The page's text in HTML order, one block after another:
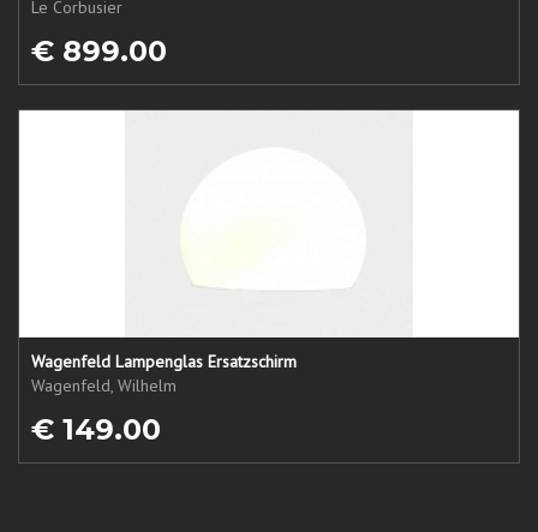
Le Corbusier
€ 899.00
Wagenfeld Lampenglas Ersatzschirm
Wagenfeld, Wilhelm
€ 149.00